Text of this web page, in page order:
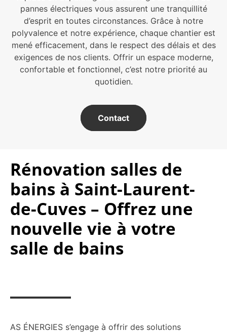
pannes électriques vous assurent une tranquillité
d’esprit en toutes circonstances. Grâce à notre
polyvalence et notre expérience, chaque chantier est
mené efficacement, dans le respect des délais et des
exigences de nos clients. Offrir un espace moderne,
confortable et fonctionnel, c’est notre priorité au
quotidien.
Contact
Rénovation salles de
bains à Saint-Laurent-
de-Cuves – Offrez une
nouvelle vie à votre
salle de bains
AS ÉNERGIES s’engage à offrir des solutions